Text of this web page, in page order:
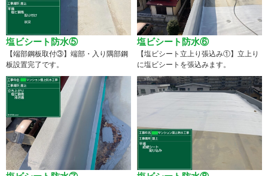
塩ビシート防水⑤
【端部鋼板取付③】端部・入り隅部鋼
板設置完了です。
塩ビシート防水⑥
【塩ビシート立上り張込み①】立上り
に塩ビシートを張込みます。